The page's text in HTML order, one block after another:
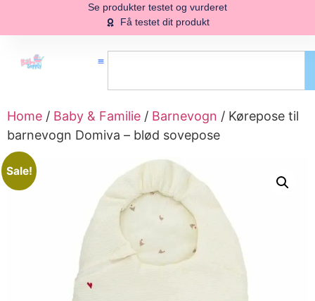
Se produkter testet og vurderet
Få testet dit produkt
Home / Baby & Familie / Barnevogn / Kørepose til
barnevogn Domiva – blød sovepose
Sale!